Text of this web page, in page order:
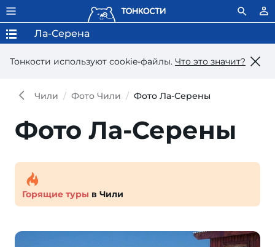
Тонкости используют сookie-файлы. Что это значит?
Ла-Серена
Чили Фото Чили Фото Ла-Серены
Фото Ла-Серены
Горящие туры в Чили